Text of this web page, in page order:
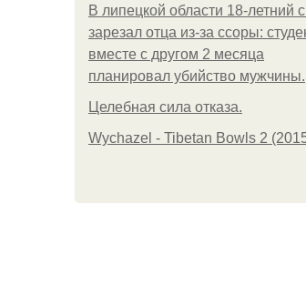
В липецкой области 18-летний
зарезал отца из-за ссоры:
вместе с другом 2 месяца
планировал убийство мужчины.
Целебная сила отказа.
Wychazel - Tibetan Bowls 2